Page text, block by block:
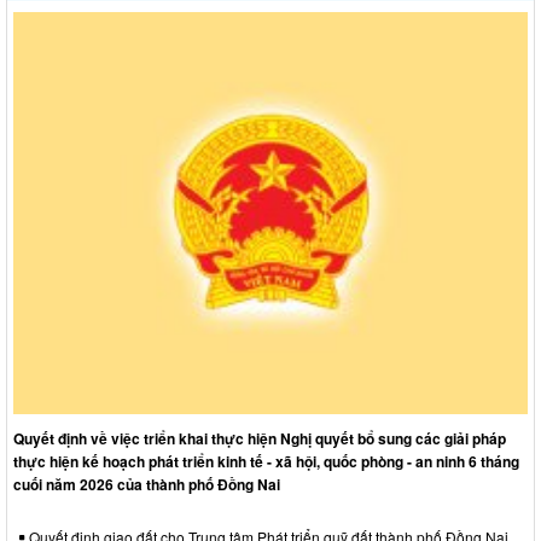
Quyết định về việc triển khai thực hiện Nghị quyết bổ sung các giải pháp
thực hiện kế hoạch phát triển kinh tế - xã hội, quốc phòng - an ninh 6 tháng
cuối năm 2026 của thành phố Đồng Nai